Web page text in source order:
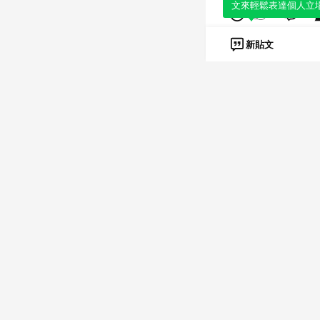
新貼文
文來輕鬆表達個人立